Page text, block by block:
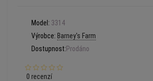
Model: 3314
Výrobce: Barney's Farm
Dostupnost:Prodáno
0 recenzí